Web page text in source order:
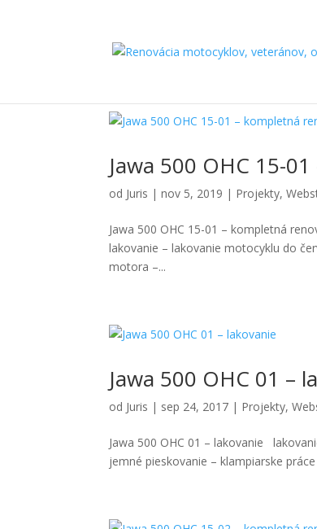
Jawa 500 OHC 15-
od Juris |nov 5, 2019 | Projekty,
Jawa 500 OHC 15-01 – kompletná
lakovanie – lakovanie motocyklu do
motora –...
Jawa 500 OHC 01 –
od Juris | sep 24, 2017 | Projekty,
Jawa 500 OHC 01 – lakovanie
jemné pieskovanie – klampiarske